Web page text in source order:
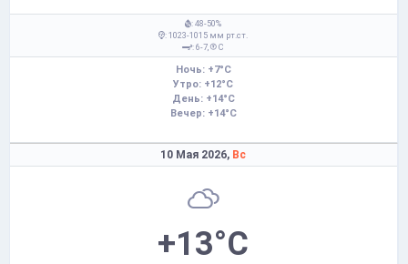
: 48-50%
: 1023-1015 мм рт.ст.
: 6-7,
С
Ночь: +7°C
Утро: +12°C
День: +14°C
Вечер: +14°C
10 Мая 2026, Вс
+13°C